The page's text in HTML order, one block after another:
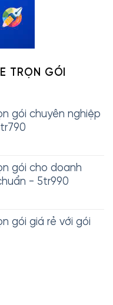
TRỌN GÓI
gói chuyên nghiệp
gói cho doanh
- 5tr990
gói giá rẻ với gói